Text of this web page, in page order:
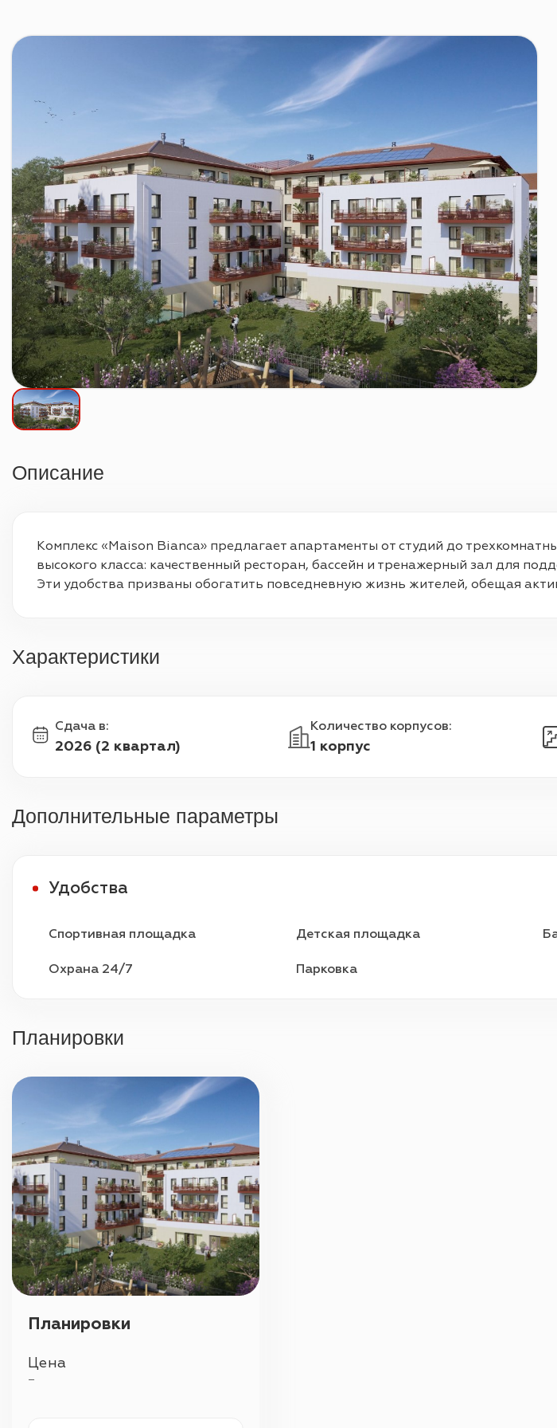
Описание
Комплекс «Maison Bianca» предлагает апартаменты от студий до
высокого класса: качественный ресторан, бассейн и тренажерный зал для
Эти удобства призваны обогатить повседневную жизнь жителей, обещая
Характеристики
Сдача в:
2026 (2 квартал)
Количество корпусов:
1 корпус
Дополнительные параметры
Удобства
Спортивная площадка Детская площадка
Охрана 24/7 Парковка
Планировки
Планировки
Цена
—